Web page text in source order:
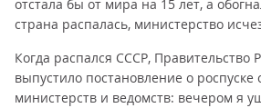
отстала бы от мира на 15 лет, а
страна распалась, министерство
Когда распался СССР, Правительство
выпустило постановление о
министерств и ведомств: вечером я